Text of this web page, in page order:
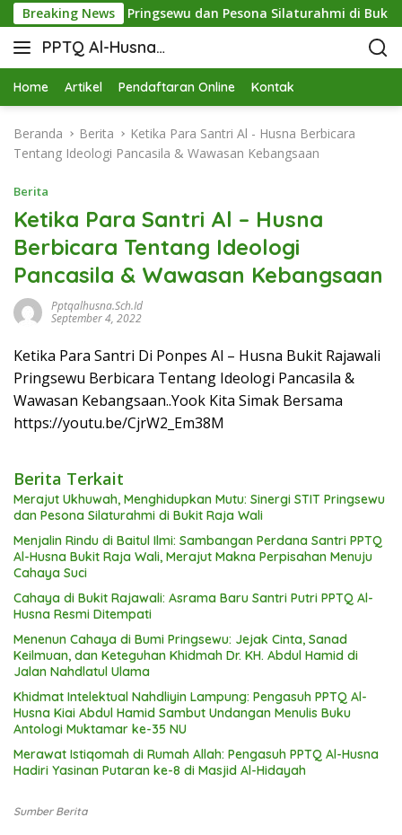
Breaking News
Sinergi STIT Pringsewu dan Pesona Silaturahmi di Bukit
PPTQ Al-Husna
Bukit Raja Wali
Home Artikel Pendaftaran Online Kontak
Beranda Berita
Ketika Para Santri Al - Husna Berbicara
Tentang Ideologi Pancasila & Wawasan Kebangsaan
Berita
Ketika Para Santri Al – Husna
Berbicara Tentang Ideologi
Pancasila & Wawasan Kebangsaan
Pptqalhusna.sch.id
September 4, 2022
Ketika Para Santri Di Ponpes Al – Husna Bukit Rajawali
Pringsewu Berbicara Tentang Ideologi Pancasila &
Wawasan Kebangsaan..Yook Kita Simak Bersama
https://youtu.be/CjrW2_Em38M
Berita Terkait
Merajut Ukhuwah, Menghidupkan Mutu: Sinergi STIT Pringsewu
dan Pesona Silaturahmi di Bukit Raja Wali
Menjalin Rindu di Baitul Ilmi: Sambangan Perdana Santri PPTQ
Al-Husna Bukit Raja Wali, Merajut Makna Perpisahan Menuju
Cahaya Suci
Cahaya di Bukit Rajawali: Asrama Baru Santri Putri PPTQ Al-
Husna Resmi Ditempati
Menenun Cahaya di Bumi Pringsewu: Jejak Cinta, Sanad
Keilmuan, dan Keteguhan Khidmah Dr. KH. Abdul Hamid di
Jalan Nahdlatul Ulama
Khidmat Intelektual Nahdliyin Lampung: Pengasuh PPTQ Al-
Husna Kiai Abdul Hamid Sambut Undangan Menulis Buku
Antologi Muktamar ke-35 NU
Merawat Istiqomah di Rumah Allah: Pengasuh PPTQ Al-Husna
Hadiri Yasinan Putaran ke-8 di Masjid Al-Hidayah
Sumber Berita